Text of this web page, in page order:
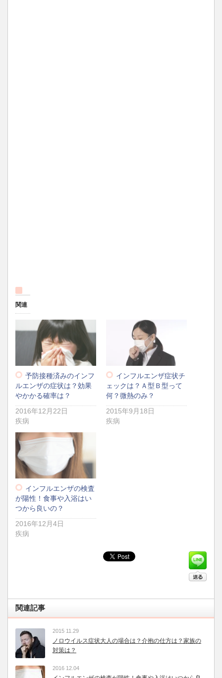
関連
予防接種済みのインフ
ルエンザの症状は？効果
やかかる確率は？
2016年12月22日
疾病
インフルエンザ症状チ
ェックは？Ａ型Ｂ型って
何？微熱のみ？
2015年9月18日
疾病
インフルエンザの検査
が陽性！食事や入浴はい
つから良いの？
2016年12月4日
疾病
関連記事
2015 11.29
ノロウイルス症状大人の場合は？介抱の仕方は？家族の
対策は？
2016 12.04